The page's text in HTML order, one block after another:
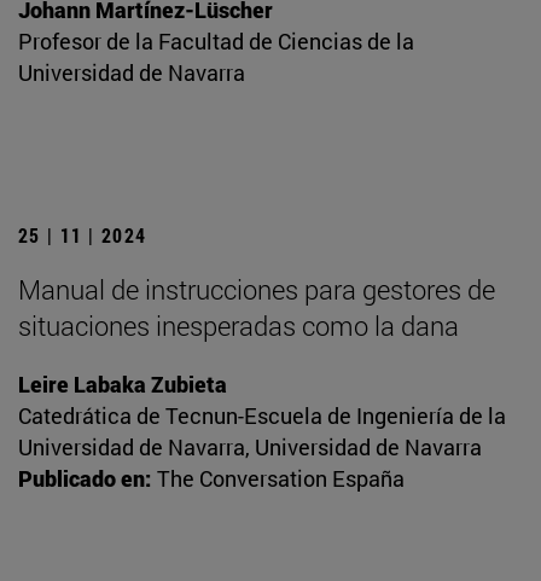
Johann Martínez-Lüscher
Profesor de la Facultad de Ciencias de la
Universidad de Navarra
25 | 11 | 2024
Manual de instrucciones para gestores de
situaciones inesperadas como la dana
Leire Labaka Zubieta
Catedrática de Tecnun-Escuela de Ingeniería de la
Universidad de Navarra, Universidad de Navarra
Publicado en: The Conversation España